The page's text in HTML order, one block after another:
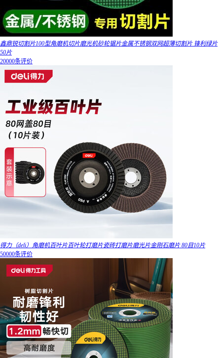
鑫鼎锐切割片100型角磨机切片磨光机砂轮锯片金属不锈钢双网超薄切割片 锋利绿片
50片
20000条评价
得力（deli）角磨机百叶片百叶轮打磨片瓷砖打磨片磨光片金刚石磨片 80目10片
50000条评价